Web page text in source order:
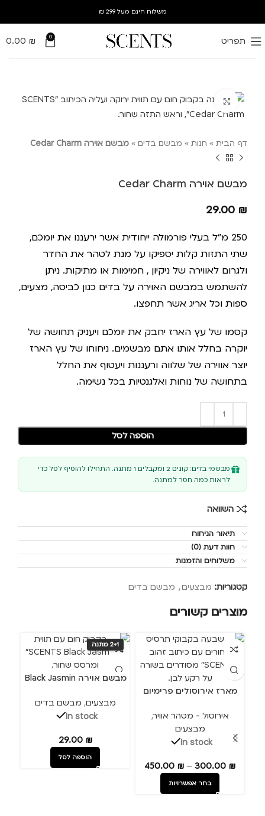
משלוח חינם מעל 299 ₪
תפריט 0
0.00 ₪
Click to enlarge
דף הבית » חנות » מבשם בדים » מבשם אוירה Cedar Charm
מבשם אוירה Cedar Charm
29.00 ₪
250 מ"ל בעלי פורמולה ייחודית אשר ירעננו את יומכם,
שתי התזות קלות יספיקו על מנת לטהר את החדר
ולגרום לאווירה של ניקיון , חמימות או מתיקות. ניתן
להשתמש במבשם האוירה על בדים כגון כביסה, מצעים,
ספות וכל אריג אשר תחפצו.
קסמו של עץ הארז יחבק את יומכם ויעניק תחושה של
יוקרה בחלל אותו אתם מבשמים. ניחוחו של עץ הארז
יוצר אווירה של שלווה ורעננות ויעטוף את החלל
בתחושה של נוחות ואלגנטיות בכל נשימה.
הוספה לסל
מבשמי בדים: קונים 2 ומקבלים 1 מתנה. התחילו להוסיף לסל כדי
לראות כמה חסר למתנה.
השוואה
תיאור הניחוח
חוות דעת (0)
משלוחים והזמנות
קטגוריות: מבצעים, מבשם בדים
מוצרים קשורים
מארז אירוסולים פרימיום
אירוסול - מטהר אוויר,
מבצעים
In stock
300.00 ₪
–
450.00 ₪
בחר אפשרויות
2+1 מתנה
מבשם אוירה Black Jasmin
מבצעים, מבשם בדים
In stock
29.00 ₪
הוספה לסל